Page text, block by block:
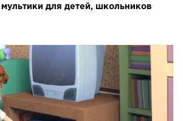
для детей, школьников